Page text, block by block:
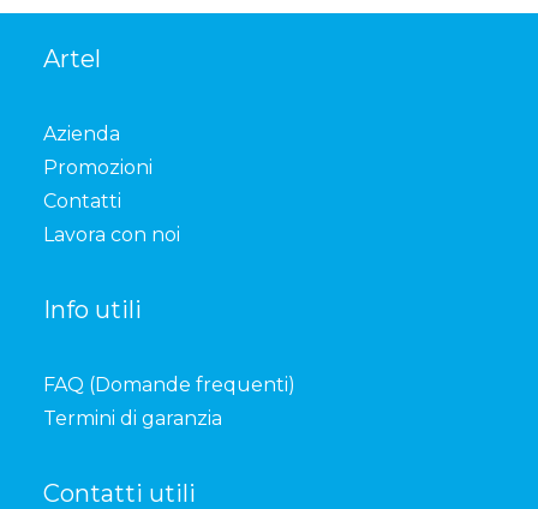
Artel
Azienda
Promozioni
Contatti
Lavora con noi
Info utili
FAQ (Domande frequenti)
Termini di garanzia
Contatti utili